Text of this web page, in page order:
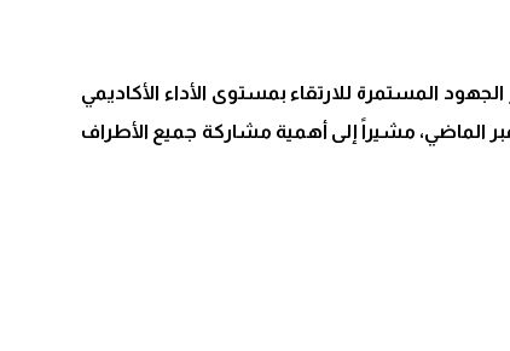
المستمرة للارتقاء بمستوى الأداء الأكاديمي
الماضي، مشيراً إلى أهمية مشاركة جميع الأطراف